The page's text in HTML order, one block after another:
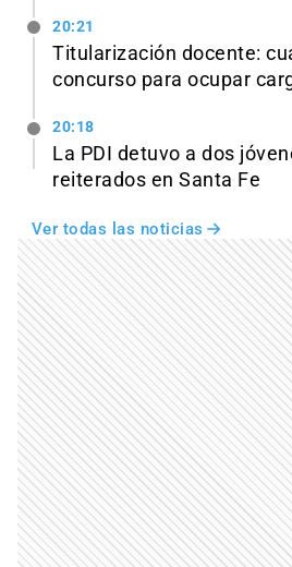
20:21
Titularización docente:
concurso para ocupar
20:18
La PDI detuvo a dos
reiterados en Santa Fe
Ver todas las noticias